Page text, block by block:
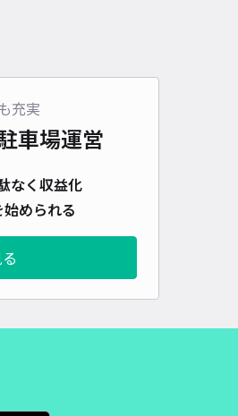
充実
車場運営
なく収益化
められる